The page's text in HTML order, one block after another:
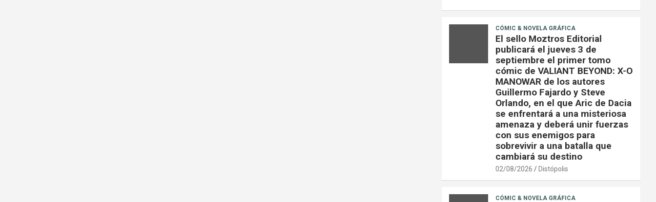
CÓMIC & NOVELA GRÁFICA
El sello Moztros Editorial
publicará el jueves 3 de
septiembre el primer tomo
cómic de VALIANT BEYOND: X-O
MANOWAR de los autores
Guillermo Fajardo y Steve
Orlando, en el que Aric de Dacia
se enfrentará a una misteriosa
amenaza y deberá unir fuerzas
con sus enemigos para
sobrevivir a una batalla que
cambiará su destino
02/08/2026 Distópolis
CÓMIC & NOVELA GRÁFICA